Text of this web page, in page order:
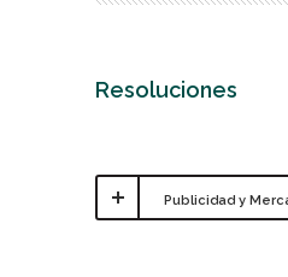
Resoluciones
Publicidad y